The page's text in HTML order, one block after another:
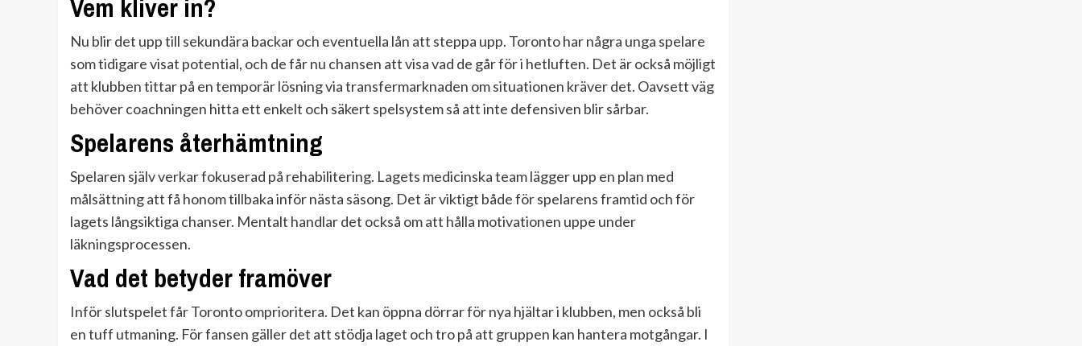
Vem kliver in?
Nu blir det upp till sekundära backar och eventuella lån att steppa upp. Toronto har några unga spelare
som tidigare visat potential, och de får nu chansen att visa vad de går för i hetluften. Det är också möjligt
att klubben tittar på en temporär lösning via transfermarknaden om situationen kräver det. Oavsett väg
behöver coachningen hitta ett enkelt och säkert spelsystem så att inte defensiven blir sårbar.
Spelarens återhämtning
Spelaren själv verkar fokuserad på rehabilitering. Lagets medicinska team lägger upp en plan med
målsättning att få honom tillbaka inför nästa säsong. Det är viktigt både för spelarens framtid och för
lagets långsiktiga chanser. Mentalt handlar det också om att hålla motivationen uppe under
läkningsprocessen.
Vad det betyder framöver
Inför slutspelet får Toronto omprioritera. Det kan öppna dörrar för nya hjältar i klubben, men också bli
en tuff utmaning. För fansen gäller det att stödja laget och tro på att gruppen kan hantera motgångar. I